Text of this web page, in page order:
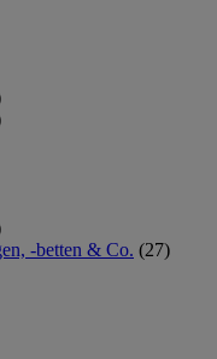
-betten & Co. (27)